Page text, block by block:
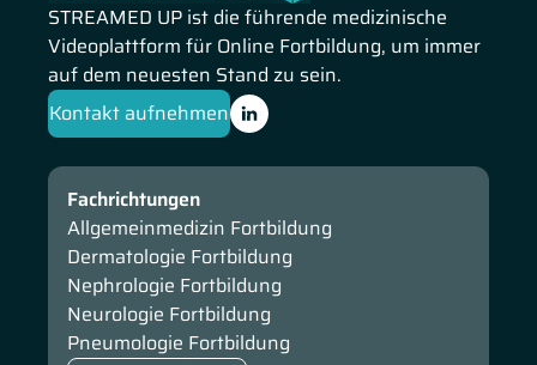
STREAMED UP ist die führende medizinische
Videoplattform für Online Fortbildung, um immer
auf dem neuesten Stand zu sein.
Kontakt aufnehmen
Fachrichtungen
Allgemeinmedizin Fortbildung
Dermatologie Fortbildung
Nephrologie Fortbildung
Neurologie Fortbildung
Pneumologie Fortbildung